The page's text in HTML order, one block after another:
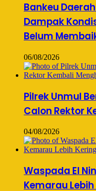
Bankeu
Dampak
Belum
06/08/2026
Pilrek Unmul
Calon Rektor
04/08/2026
Waspada El
Kemarau